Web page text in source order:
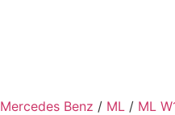
Mercedes Benz / ML / ML